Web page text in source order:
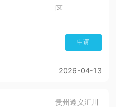
区
申请
2026-04-13
贵州遵义汇川